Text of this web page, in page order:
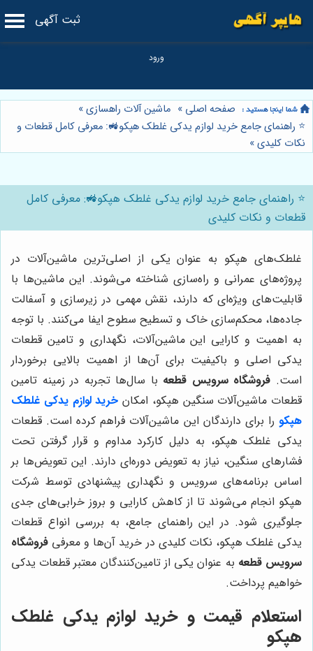
ثبت آگهی
صفحه اصلی » ماشین آلات راهسازی»
⭐️ راهنمای جامع خرید لوازم یدکی غلطک هپکو🚜: معرفی کامل قطعات و
نکات کلیدی»
⭐️ راهنمای جامع خرید لوازم یدکی غلطک هپکو🚜: معرفی کامل
قطعات و نکات کلیدی
غلطک‌های هپکو به عنوان یکی از اصلی‌ترین ماشین‌آلات در
پروژه‌های عمرانی و راه‌سازی شناخته می‌شوند. این ماشین‌ها با
قابلیت‌های ویژه‌ای که دارند، نقش مهمی در زیرسازی و آسفالت
جاده‌ها، محکم‌سازی خاک و تسطیح سطوح ایفا می‌کنند. با توجه
به اهمیت و کارایی این ماشین‌آلات، نگهداری و تامین قطعات
یدکی اصلی و باکیفیت برای آن‌ها از اهمیت بالایی برخوردار
است. فروشگاه سرویس قطعه با سال‌ها تجربه در زمینه تامین
قطعات ماشین‌آلات سنگین هپکو، امکان خرید لوازم یدکی غلطک
هپکو را برای دارندگان این ماشین‌آلات فراهم کرده است. قطعات
یدکی غلطک هپکو، به دلیل کارکرد مداوم و قرار گرفتن تحت
فشارهای سنگین، نیاز به تعویض دوره‌ای دارند. این تعویض‌ها بر
اساس برنامه‌های سرویس و نگهداری پیشنهادی توسط شرکت
هپکو انجام می‌شوند تا از کاهش کارایی و بروز خرابی‌های جدی
جلوگیری شود. در این راهنمای جامع، به بررسی انواع قطعات
یدکی غلطک هپکو، نکات کلیدی در خرید آن‌ها و معرفی فروشگاه
سرویس قطعه به عنوان یکی از تامین‌کنندگان معتبر قطعات یدکی
خواهیم پرداخت.
استعلام قیمت و خرید لوازم یدکی غلطک
هپکو